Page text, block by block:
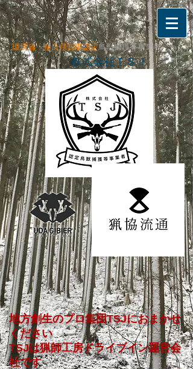
環境省・奈良県知事認定鳥獣捕獲等事業者
株式会社ＴＳＪ
地方創生のプロ集団TSJにおまかせ
ください​
​TSJは猟師工房ドライブイン運営会
社です